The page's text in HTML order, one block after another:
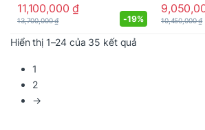
11,100,000₫
13,700,000₫ -19% 10,450,000₫
Hiển thị 1–24 của 35 kết quả
1
2
→